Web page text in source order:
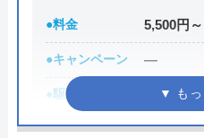
公式サ
受付時間
クリーンライフの基
●料金 5,500円～
●キャンペーン ―
●駆けつけ時間 最短30分
●受付時間
受付時間